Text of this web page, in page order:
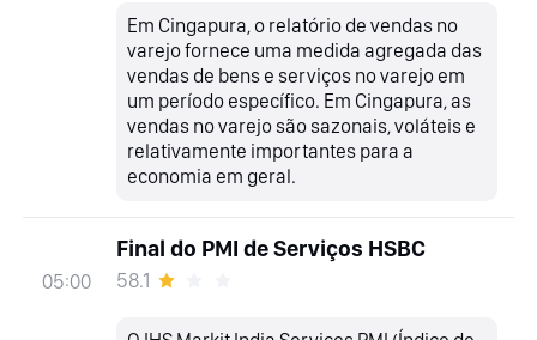
Em Cingapura, o relatório de vendas no
varejo fornece uma medida agregada das
vendas de bens e serviços no varejo em
um período específico. Em Cingapura, as
vendas no varejo são sazonais, voláteis e
relativamente importantes para a
economia em geral.
05:00
Final do PMI de Serviços HSBC
58.1